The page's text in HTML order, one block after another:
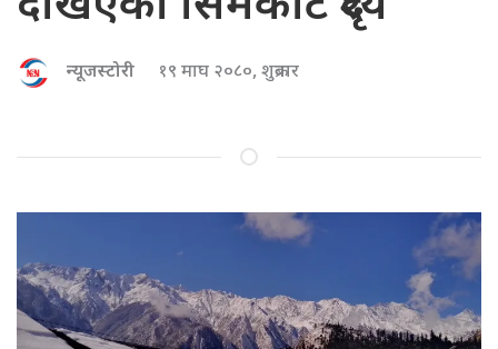
न्यूजस्टोरी १९ माघ २०८०, शुक्रबार